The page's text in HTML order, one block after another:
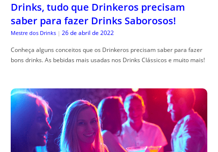
Drinks, tudo que Drinkeros precisam
saber para fazer Drinks Saborosos!
Mestre dos Drinks | 26 de abril de 2022
Conheça alguns conceitos que os Drinkeros precisam saber para fazer
bons drinks. As bebidas mais usadas nos Drinks Clássicos e muito mais!